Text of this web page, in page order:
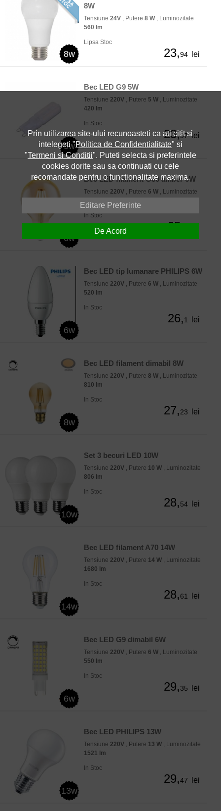
8w
8W
Tensiune 24V , Putere 8 W, Luminozitate
560 lm
Lipsa Stoc
23,94 lei
5w
Bec LED G9 5W
Tensiune 220V , Putere 5 W , Luminozitate
420 lm
In Stoc
23,97 lei
6w
Bec LED filament G80 amber 6W
Tensiune 220V , Putere 6 W , Luminozitate
650 lm
In Stoc
25, lei
6w
Bec LED tip lumanare PHILIPS 6W
Tensiune 220V , Putere 6 W , Luminozitate
520 lm
In Stoc
26,1 lei
8w
Bec LED filament dimabil 8W
Tensiune 220V , Putere 8 W , Luminozitate
810 lm
In Stoc
27,23 lei
10w
Set 3 becuri LED 10W
Tensiune 220V , Putere 10 W , Luminozitate
806 lm
In Stoc
28,54 lei
14w
Bec LED filament A70 14W
Tensiune 220V , Putere 14 W , Luminozitate
1680 lm
In Stoc
28,61 lei
6w
Bec LED G9 dimabil 6W
Tensiune 220V , Putere 6 W , Luminozitate
550 lm
In Stoc
29,35 lei
13w
Bec LED PHILIPS 13W
Tensiune 220V , Putere 13 W , Luminozitate
1521 lm
In Stoc
29,47 lei
Prin utilizarea site-ului recunoasteti ca ati citit si
intelegeti "Politica de Confidentialitate" si
"Termeni si Conditii". Puteti selecta si preferintele
cookies dorite sau sa continuati cu cele
recomandate pentru o functionalitate maxima.
Editare Preferinte
De Acord